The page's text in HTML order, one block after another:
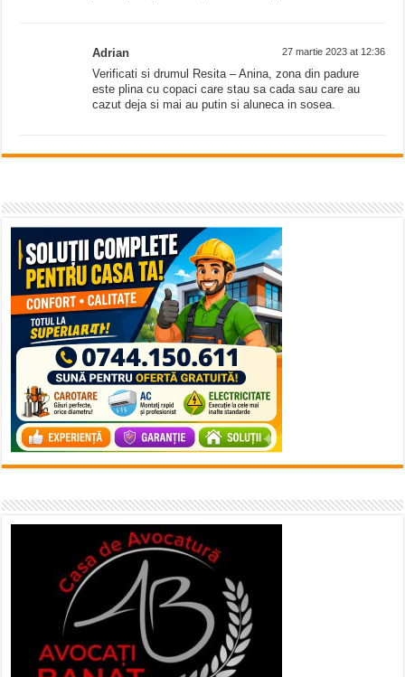
Adrian 27 martie 2023 at 12:36
Verificati si drumul Resita – Anina, zona din padure
este plina cu copaci care stau sa cada sau care au
cazut deja si mai au putin si aluneca in sosea.